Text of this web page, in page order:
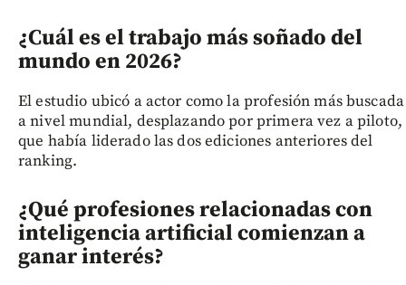
¿Cuál es el trabajo más soñado del
mundo en 2026?
El estudio ubicó a actor como la profesión más buscada
a nivel mundial, desplazando por primera vez a piloto,
que había liderado las dos ediciones anteriores del
ranking.
¿Qué profesiones relacionadas con
inteligencia artificial comienzan a
ganar interés?